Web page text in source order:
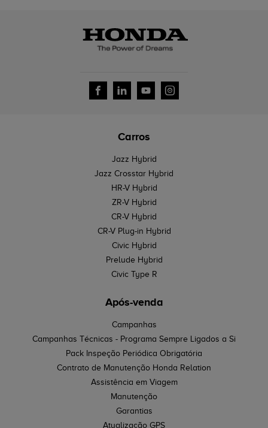
Carros
Jazz Hybrid
Jazz Crosstar Hybrid
HR-V Hybrid
ZR-V Hybrid
CR-V Hybrid
CR-V Plug-in Hybrid
Civic Hybrid
Prelude Hybrid
Civic Type R
Após-venda
Campanhas
Campanhas Técnicas - Programa Sempre Ligados a Si
Pack Inspeção Periódica Obrigatória
Contrato de Manutenção Honda Relation
Assistência em Viagem
Manutenção
Garantias
Atualização GPS